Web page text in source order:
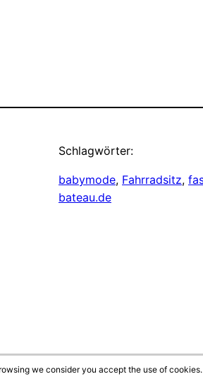
Schlagwörter:
babymode, Fahrradsitz,
bateau.de
we consider you accept the use of cookies.